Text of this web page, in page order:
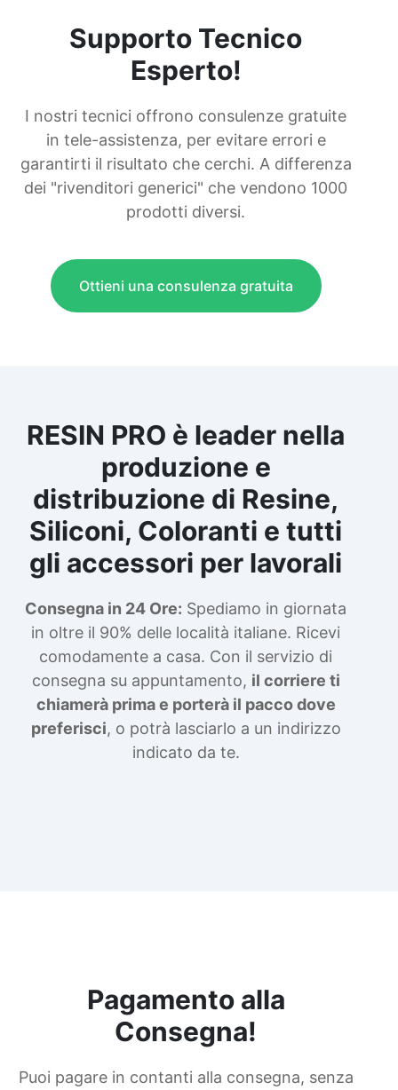
Supporto Tecnico
Esperto!
I nostri tecnici offrono consulenze gratuite
in tele-assistenza, per evitare errori e
garantirti il risultato che cerchi. A differenza
dei "rivenditori generici" che vendono 1000
prodotti diversi.
Ottieni una consulenza gratuita
RESIN PRO è leader nella
produzione e
distribuzione di Resine,
Siliconi, Coloranti e tutti
gli accessori per lavorali
Consegna in 24 Ore: Spediamo in giornata
in oltre il 90% delle località italiane. Ricevi
comodamente a casa. Con il servizio di
consegna su appuntamento, il corriere ti
chiamerà prima e porterà il pacco dove
preferisci, o potrà lasciarlo a un indirizzo
indicato da te.
Pagamento alla
Consegna!
Puoi pagare in contanti alla consegna, senza